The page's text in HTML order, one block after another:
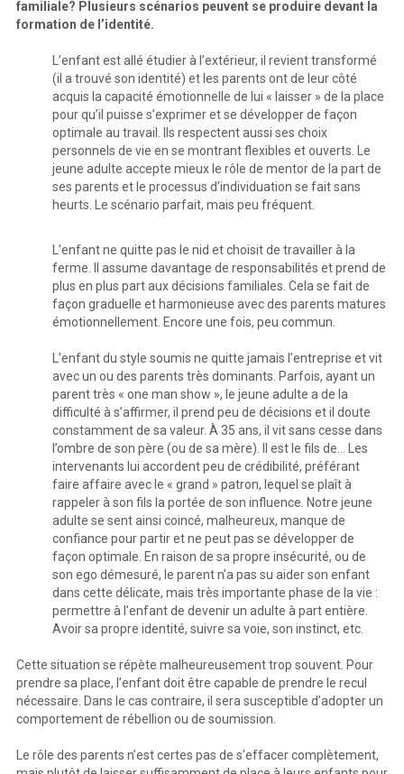
familiale? Plusieurs scénarios peuvent se produire devant la
formation de l’identité.
L’enfant est allé étudier à l’extérieur, il revient transformé
(il a trouvé son identité) et les parents ont de leur côté
acquis la capacité émotionnelle de lui « laisser » de la place
pour qu’il puisse s’exprimer et se développer de façon
optimale au travail. Ils respectent aussi ses choix
personnels de vie en se montrant flexibles et ouverts. Le
jeune adulte accepte mieux le rôle de mentor de la part de
ses parents et le processus d’individuation se fait sans
heurts. Le scénario parfait, mais peu fréquent.
L’enfant ne quitte pas le nid et choisit de travailler à la
ferme. Il assume davantage de responsabilités et prend de
plus en plus part aux décisions familiales. Cela se fait de
façon graduelle et harmonieuse avec des parents matures
émotionnellement. Encore une fois, peu commun.
L’enfant du style soumis ne quitte jamais l’entreprise et vit
avec un ou des parents très dominants. Parfois, ayant un
parent très « one man show », le jeune adulte a de la
difficulté à s’affirmer, il prend peu de décisions et il doute
constamment de sa valeur. À 35 ans, il vit sans cesse dans
l’ombre de son père (ou de sa mère). Il est le fils de… Les
intervenants lui accordent peu de crédibilité, préférant
faire affaire avec le « grand » patron, lequel se plaît à
rappeler à son fils la portée de son influence. Notre jeune
adulte se sent ainsi coincé, malheureux, manque de
confiance pour partir et ne peut pas se développer de
façon optimale. En raison de sa propre insécurité, ou de
son ego démesuré, le parent n’a pas su aider son enfant
dans cette délicate, mais très importante phase de la vie :
permettre à l’enfant de devenir un adulte à part entière.
Avoir sa propre identité, suivre sa voie, son instinct, etc.
Cette situation se répète malheureusement trop souvent. Pour
prendre sa place, l’enfant doit être capable de prendre le recul
nécessaire. Dans le cas contraire, il sera susceptible d’adopter un
comportement de rébellion ou de soumission.
Le rôle des parents n’est certes pas de s’effacer complètement,